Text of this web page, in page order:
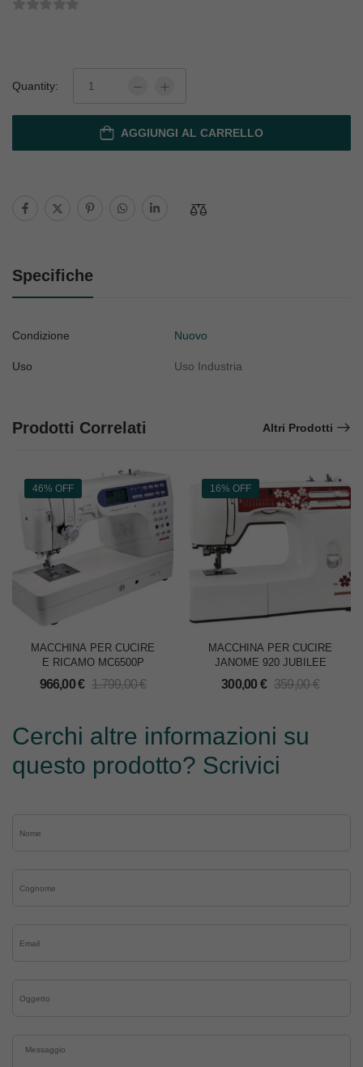
Quantity:
AGGIUNGI AL CARRELLO
Specifiche
Condizione Nuovo
Uso Uso Industria
Prodotti Correlati Altri Prodotti
46% OFF
MACCHINA PER CUCIRE
E RICAMO MC6500P
966,00€ 1.799,00€
16% OFF
MACCHINA PER CUCIRE
JANOME 920 JUBILEE
300,00 € 359,00€
Cerchi altre informazioni su
questo prodotto? Scrivici